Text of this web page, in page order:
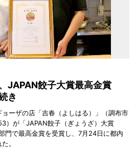
JAPAN餃子大賞最高金賞
き
ーザの店「吉春（よしはる）」（調布市
）が「JAPAN餃子（ぎょうざ）大賞
門で最高金賞を受賞し、7月24日に都内
。